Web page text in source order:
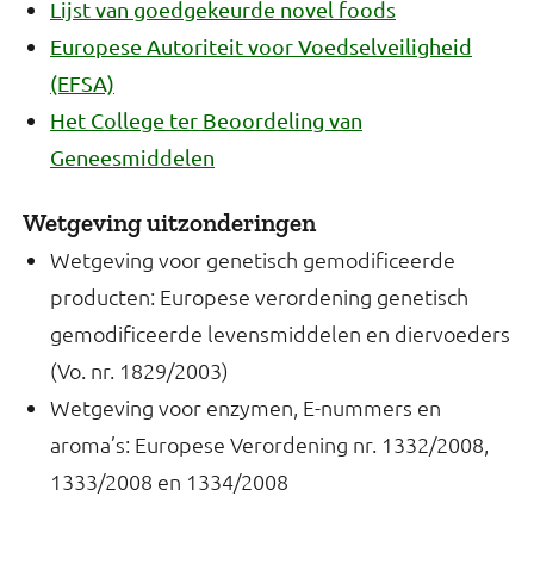
Lijst van goedgekeurde novel foods
Europese Autoriteit voor Voedselveiligheid
(EFSA)
Het College ter Beoordeling van
Geneesmiddelen
Wetgeving uitzonderingen
Wetgeving voor genetisch gemodificeerde
producten: Europese verordening genetisch
gemodificeerde levensmiddelen en diervoeders
(Vo. nr. 1829/2003)
Wetgeving voor enzymen, E-nummers en
aroma’s: Europese Verordening nr. 1332/2008,
1333/2008 en 1334/2008